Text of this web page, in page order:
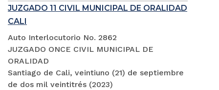
JUZGADO 11 CIVIL MUNICIPAL DE ORALIDAD
CALI
Auto Interlocutorio No. 2862
JUZGADO ONCE CIVIL MUNICIPAL DE
ORALIDAD
Santiago de Cali, veintiuno (21) de septiembre
de dos mil veintitrés (2023)